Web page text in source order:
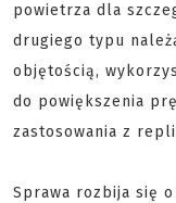
powietrza dla
drugiego typu
objętością,
do powiększenia
zastosowania z
Sprawa rozbija się